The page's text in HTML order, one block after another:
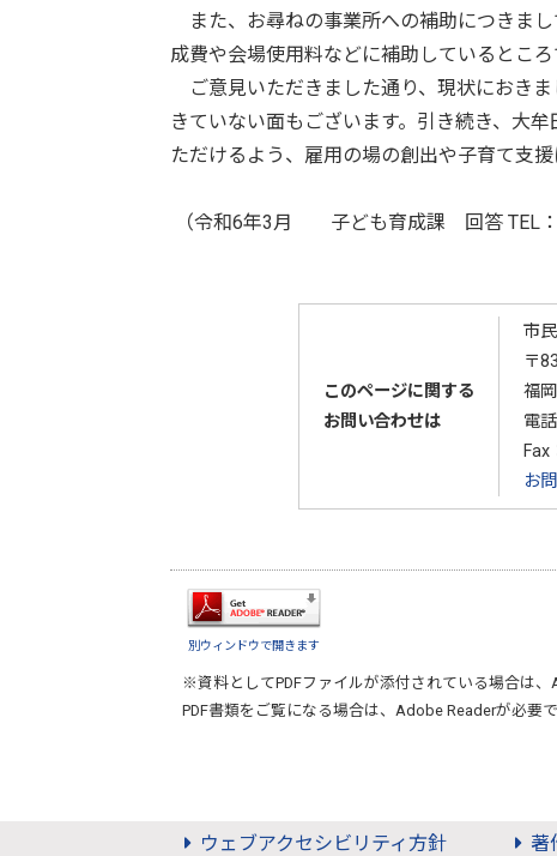
また、お尋ねの事業所への補助につきま
成費や会場使用料などに補助しているところ
ご意見いただきました通り、現状におき
きていない面もございます。引き続き、大
ただけるよう、雇用の場の創出や子育て支援
（令和6年3月 子ども育成課 回答 TEL：
このページに関する
お問い合わせは
市
〒
福
電
Fax
お
別ウィンドウで開きます
※資料としてPDFファイルが添付されている場合は、
PDF書類をご覧になる場合は、 Adobe Readerが必要
ウェブアクセシビリティ方針 著